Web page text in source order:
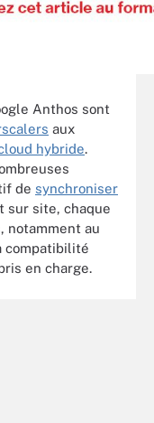
Anthos sont
aux
hybride.
de synchroniser
sur site, chaque
notamment au
compatibilité
en charge.